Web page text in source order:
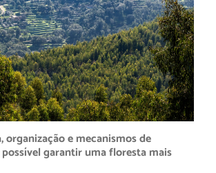
organização e mecanismos de
garantir uma floresta mais